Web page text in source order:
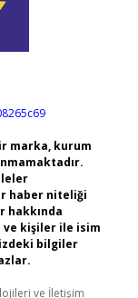
marka, kurum
haber niteliği
hakkında
ve kişiler ile isim
bilgiler
ve İletişim